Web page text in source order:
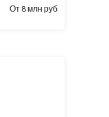
От 8 млн руб